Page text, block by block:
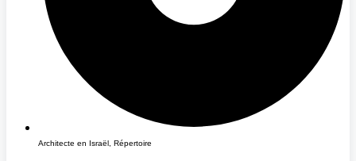
Architecte en Israël, Répertoire